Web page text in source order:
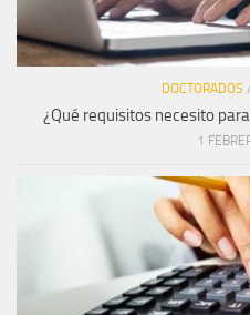
DOCTORADOS /
¿Qué requisitos necesito
1